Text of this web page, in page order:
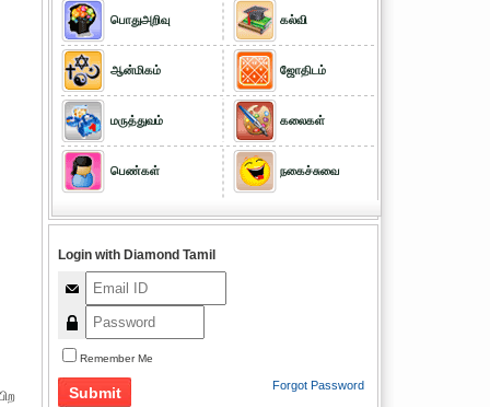
பொதுஅறிவு
ஆன்மிகம்
மருத்துவம்
பெண்கள்
கல்வி
ஜோதிடம்
கலைகள்
நகைச்சுவை
Login with Diamond Tamil
Remember Me
Forgot Password